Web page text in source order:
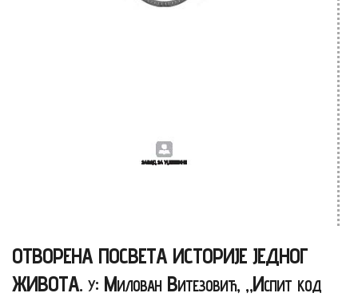
ОТВОРЕНА ПОСВЕТА ИСТОРИЈЕ ЈЕДНОГ
ЖИВОТА. у: Милован Витезовић, „Испит код